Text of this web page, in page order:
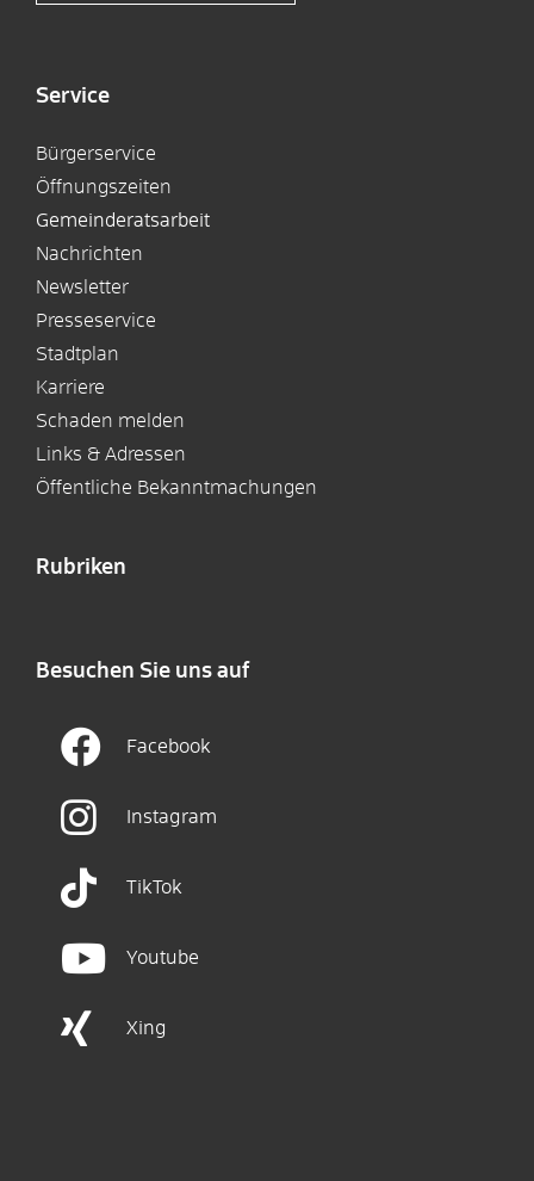
Service
Bürgerservice
Öffnungszeiten
Gemeinderatsarbeit
Nachrichten
Newsletter
Presseservice
Stadtplan
Karriere
Schaden melden
Links & Adressen
Öffentliche Bekanntmachungen
Rubriken
Besuchen Sie uns auf
Facebook
Instagram
TikTok
Youtube
Xing